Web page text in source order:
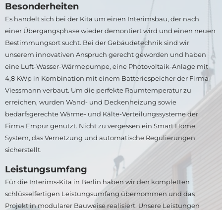
Besonderheiten
Es handelt sich bei der Kita um einen Interimsbau, der nach
einer Übergangsphase wieder demontiert wird und einen neuen
Bestimmungsort sucht. Bei der Gebäudetechnik sind wir
unserem innovativen Anspruch gerecht geworden und haben
eine Luft-Wasser-Wärmepumpe, eine Photovoltaik-Anlage mit
4,8 KWp in Kombination mit einem Batteriespeicher der Firma
Viessmann verbaut. Um die perfekte Raumtemperatur zu
erreichen, wurden Wand- und Deckenheizung sowie
bedarfsgerechte Wärme- und Kälte-Verteilungssysteme der
Firma Empur genutzt. Nicht zu vergessen ein Smart Home
System, das Vernetzung und automatische Regulierungen
sicherstellt.
Leistungsumfang
Für die Interims-Kita in Berlin haben wir den kompletten
schlüsselfertigen Leistungsumfang übernommen und das
Projekt in modularer Bauweise realisiert. Unsere Leistungen